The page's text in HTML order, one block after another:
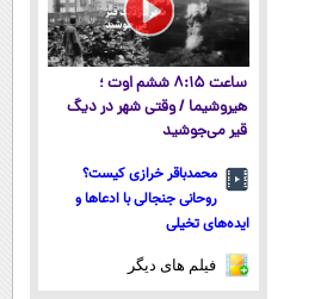
ساعت ۸:۱۵ ششم اوت ؛
هیروشیما / وقتی شهر در دیگ
قیر می‌جوشید
محمدباقر خرازی کیست؟
روحانی جنجالی با ادعاها و
ایده‌های تخیلی
فیلم های دیگر